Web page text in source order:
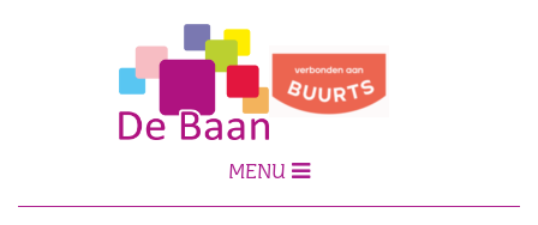
MENU